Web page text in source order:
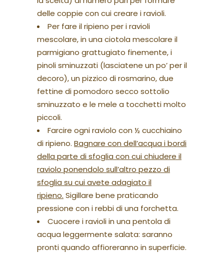
delle coppie con cui creare i ravioli.
Per fare il ripieno per i ravioli
mescolare, in una ciotola mescolare il
parmigiano grattugiato finemente, i
pinoli sminuzzati (lasciatene un po’ per il
decoro), un pizzico di rosmarino, due
fettine di pomodoro secco sottolio
sminuzzato e le mele a tocchetti molto
piccoli.
Farcire ogni raviolo con ½ cucchiaino
di ripieno. Bagnare con dell’acqua i bordi
della parte di sfoglia con cui chiudere il
raviolo ponendolo sull’altro pezzo di
sfoglia su cui avete adagiato il
ripieno. Sigillare bene praticando
pressione con i rebbi di una forchetta.
Cuocere i ravioli in una pentola di
acqua leggermente salata: saranno
pronti quando affioreranno in superficie.